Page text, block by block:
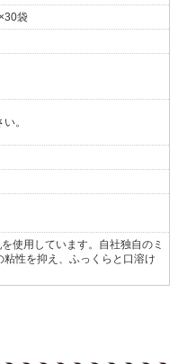
袋
。
使用しています。自社独自のミ
性を抑え、ふっくらと口溶け